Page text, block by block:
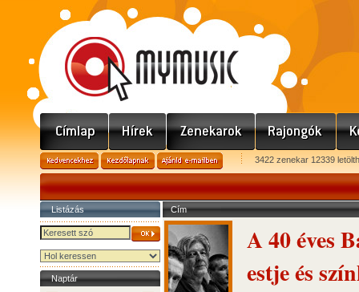
3422 zenekar 12339
Listázás
Naptár
Cím
A 40 éves
estje és